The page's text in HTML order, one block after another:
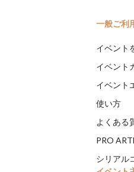
一般ご利
イベント
イベント
イベント
使い方
よくある
PRO
シリアル